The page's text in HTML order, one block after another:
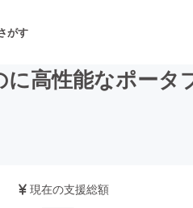
がす
ーマンス
高性能なポータ
現在の支援総額